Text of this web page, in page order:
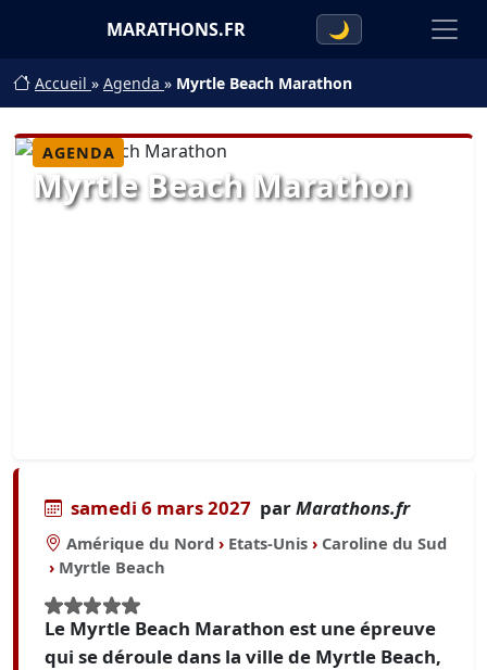
MARATHONS.FR 🌙
Accueil » Agenda » Myrtle Beach Marathon
AGENDA
Myrtle Beach Marathon
samedi 6 mars 2027 parMarathons.fr
Amérique du Nord › Etats-Unis › Caroline du Sud
› Myrtle Beach
Le Myrtle Beach Marathon est une épreuve
qui se déroule dans la ville de Myrtle Beach,